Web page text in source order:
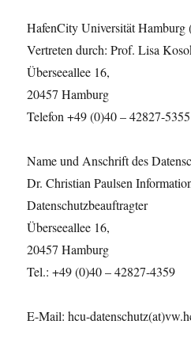
HafenCity Universität
Vertreten durch: Prof. Lisa
Überseeallee 16,
20457 Hamburg
Telefon +49 (0)40 – 42827-5355
Name und Anschrift des
Dr. Christian Paulsen
Datenschutzbeauftragter
Überseeallee 16,
20457 Hamburg
Tel.: +49 (0)40 – 42827-4359
E-Mail: hcu-